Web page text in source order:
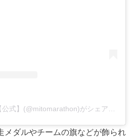
メダルやチームの旗などが飾られ